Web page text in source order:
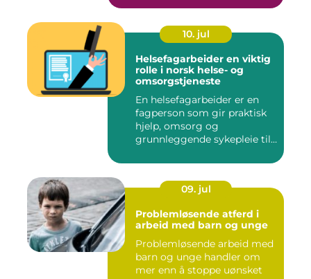
10. jul
Helsefagarbeider en viktig
rolle i norsk helse- og
omsorgstjeneste
En helsefagarbeider er en
fagperson som gir praktisk
hjelp, omsorg og
grunnleggende sykepleie til
09. jul
Problemløsende atferd i
arbeid med barn og unge
Problemløsende arbeid med
barn og unge handler om
mer enn å stoppe uønsket